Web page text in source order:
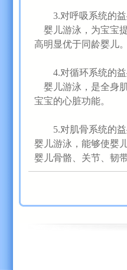
3.对呼吸系统的益
婴儿游泳，为宝宝
高明显优于同龄婴儿。
4.对循环系统的益
婴儿游泳，是全身
宝宝的心脏功能。
5.对肌骨系统的益
婴儿游泳，能够使婴
婴儿骨骼、关节、韧